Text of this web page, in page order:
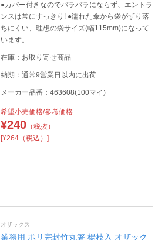
●カバー付きなのでバラバラにならず、エントラ
ンスは常にすっきり! ●濡れた傘から袋がずり落
ちにくい、理想の袋サイズ(幅115mm)になって
います。
在庫：お取り寄せ商品
納期：通常9営業日以内に出荷
メーカー品番：463608(100マイ)
希望小売価格/参考価格
¥240（税抜）
[¥264（税込）]
オザックス
業務用 ポリ完封竹丸箸 楊枝入 オザック